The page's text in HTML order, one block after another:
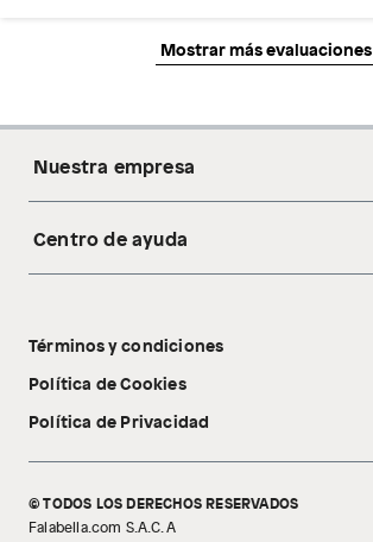
Mostrar más evaluaciones
Nuestra empresa
Acerca de nosotros
Tecnología Pillow Walk
Centro de ayuda
Libro de reclamaciones
Términos y condiciones
Política de Cookies
Política de Privacidad
© TODOS LOS DERECHOS RESERVADOS
Falabella.com S.A.C. A